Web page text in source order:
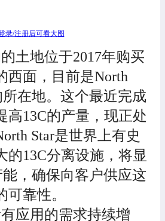
录/注册后可看大图
土地位于2017年购买
西面，目前是North
在地。这个最近完成
高13C的产量，现正处
Star是世界上有史
的13C分离设施，将显
，确保向客户供应这
靠性。
应用的需求持续增